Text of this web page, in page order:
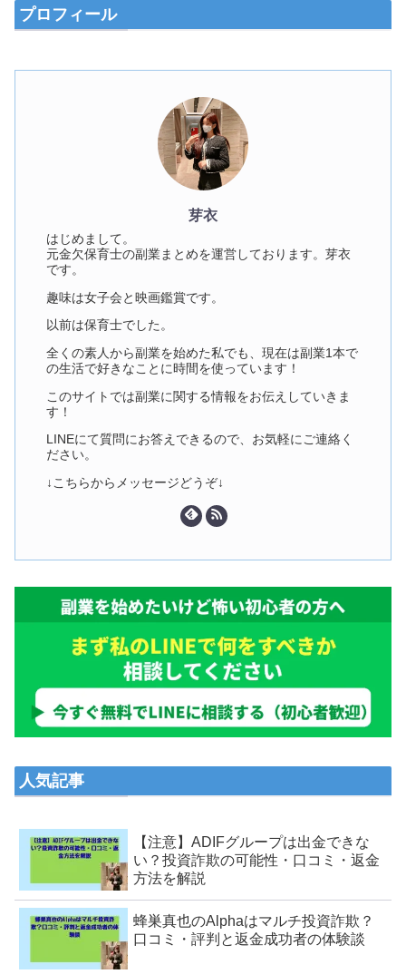
プロフィール
芽衣
はじめまして。
元金欠保育士の副業まとめを運営しております。芽衣
です。
趣味は女子会と映画鑑賞です。
以前は保育士でした。
全くの素人から副業を始めた私でも、現在は副業1本で
の生活で好きなことに時間を使っています！
このサイトでは副業に関する情報をお伝えしていきま
す！
LINEにて質問にお答えできるので、お気軽にご連絡く
ださい。
↓こちらからメッセージどうぞ↓
人気記事
【注意】ADIFグループは出金できな
い？投資詐欺の可能性・口コミ・返金
方法を解説
蜂巣真也のAlphaはマルチ投資詐欺？
口コミ・評判と返金成功者の体験談